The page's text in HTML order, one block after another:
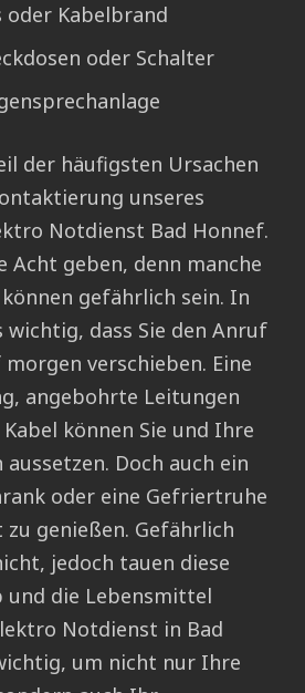
oder Kabelbrand
oder Schalter
der häufigsten Ursachen
unseres
Notdienst Bad Honnef.
Acht geben, denn manche
gefährlich sein. In
wichtig, dass Sie den Anruf
verschieben. Eine
angebohrte Leitungen
können Sie und Ihre
Doch auch ein
oder eine Gefriertruhe
genießen. Gefährlich
jedoch tauen diese
und die Lebensmittel
Notdienst in Bad
um nicht nur Ihre